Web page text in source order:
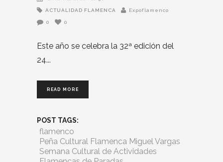
ACTUALIDAD FLAMENCA Expoflamenco
0 0
Este año se celebra la 32ª edición del
24
READ MORE
POST TAGS:
flamenco
Peña Cultural Flamenca Miguel Vargas
Semana Cultural de Actividades